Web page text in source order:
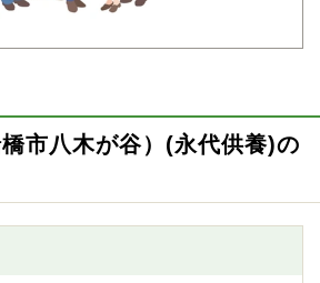
市八木が谷）(永代供養)の